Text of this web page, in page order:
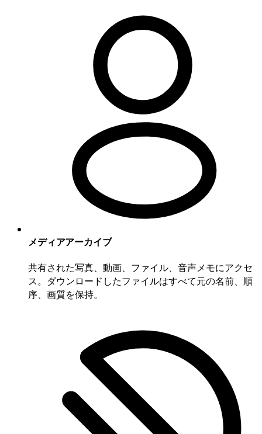
メディアアーカイブ
共有された写真、動画、ファイル、音声メモにアクセ
ス。ダウンロードしたファイルはすべて元の名前、順
序、画質を保持。